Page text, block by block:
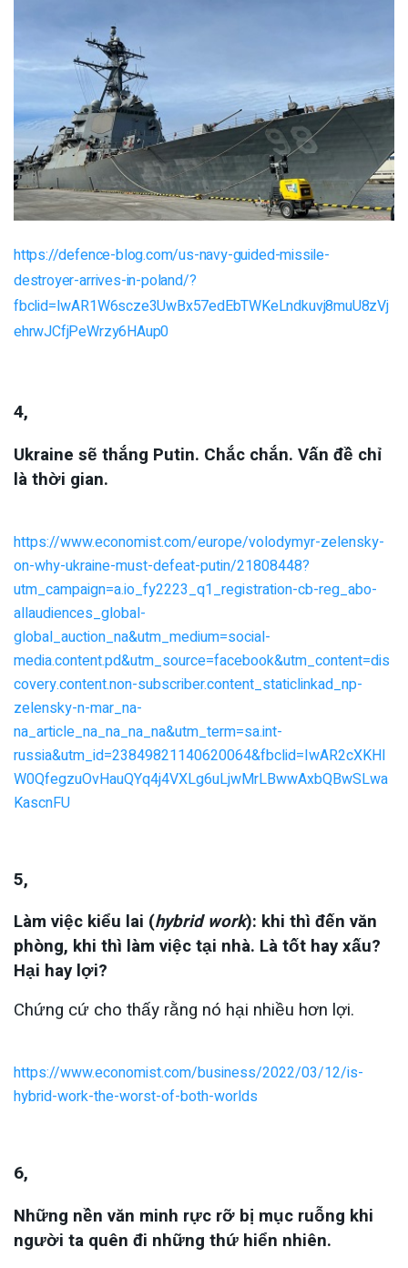
https://defence-blog.com/us-navy-guided-missile-
destroyer-arrives-in-poland/?
fbclid=IwAR1W6scze3UwBx57edEbTWKeLndkuvj8muU8zVj
ehrwJCfjPeWrzy6HAup0
4,
Ukraine sẽ thắng Putin. Chắc chắn. Vấn đề chỉ
là thời gian.
https://www.economist.com/europe/volodymyr-zelensky-
on-why-ukraine-must-defeat-putin/21808448?
utm_campaign=a.io_fy2223_q1_registration-cb-reg_abo-
allaudiences_global-
global_auction_na&utm_medium=social-
media.content.pd&utm_source=facebook&utm_content=dis
covery.content.non-subscriber.content_staticlinkad_np-
zelensky-n-mar_na-
na_article_na_na_na_na&utm_term=sa.int-
russia&utm_id=23849821140620064&fbclid=IwAR2cXKHI
W0QfegzuOvHauQYq4j4VXLg6uLjwMrLBwwAxbQBwSLwa
KascnFU
5,
Làm việc kiểu lai (hybrid work): khi thì đến văn
phòng, khi thì làm việc tại nhà. Là tốt hay xấu?
Hại hay lợi?
Chứng cứ cho thấy rằng nó hại nhiều hơn lợi.
https://www.economist.com/business/2022/03/12/is-
hybrid-work-the-worst-of-both-worlds
6,
Những nền văn minh rực rỡ bị mục ruỗng khi
người ta quên đi những thứ hiển nhiên.